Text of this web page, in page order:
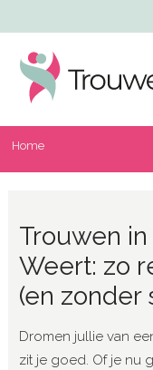
Home
Trouwen
Weert: zo
(en zonder
Dromen jullie van
zit je goed. Of je nu